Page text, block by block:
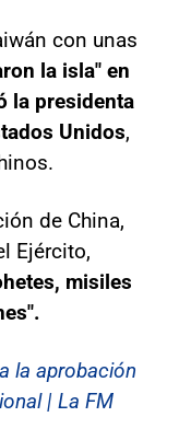
con unas
la isla" en
la presidenta
Unidos,
de China,
Ejército,
misiles
la aprobación
| La FM